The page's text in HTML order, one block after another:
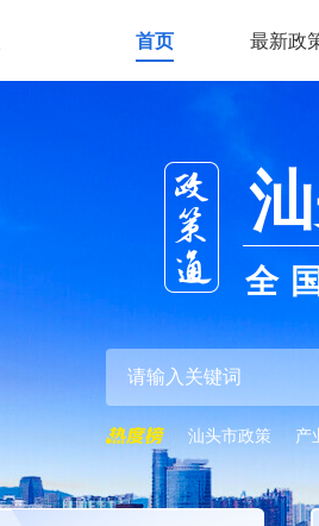
首页 最新政
全
汕头市政策 产